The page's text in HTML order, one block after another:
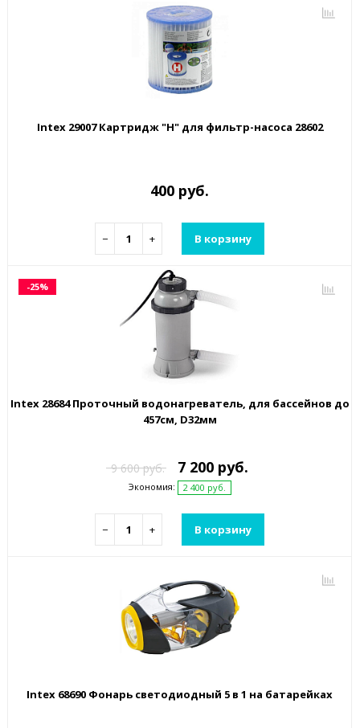
Intex 29007 Картридж "H" для фильтр-насоса 28602
400 руб.
− + В корзину
-25%
Intex 28684 Проточный водонагреватель, для бассейнов до
457см, D32мм
9 600 руб. 7 200 руб.
Экономия: 2 400 руб.
− + В корзину
Intex 68690 Фонарь светодиодный 5 в 1 на батарейках